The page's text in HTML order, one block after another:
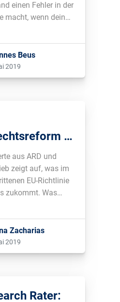
einen Fehler in der
macht, wenn dein
ignorieren oder
bei der
Mit einfachen
% aller Fälle ist nicht
Beus
2019
–
und
aus ARD und
zeigt auf, was im
EU-Richtlinie
zukommt. Was
und was gegen
Zacharias
2019
Rater: